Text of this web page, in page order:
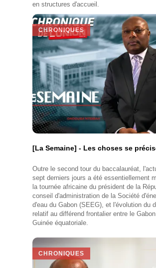
en structures d'accueil.
CHRONIQUES
[La Semaine] - Les choses se
Outre le second tour du baccalauréat,
sept derniers jours a été essentiellement
la tournée africaine du président de la
conseil d'administration de la Société
d'eau du Gabon (SEEG), et l'évolution du
relatif au différend frontalier entre le
Guinée équatoriale.
CHRONIQUES